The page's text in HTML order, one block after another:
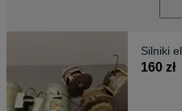
Silniki
160 zł